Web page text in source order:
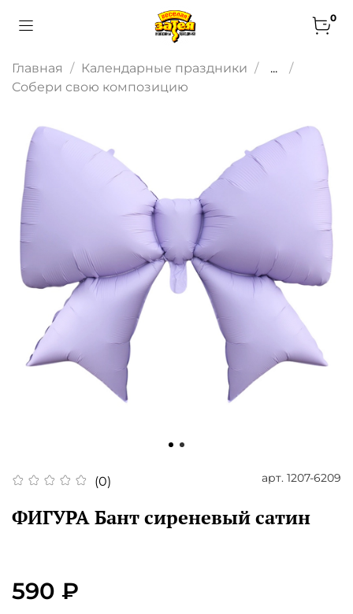
0
Главная Календарные праздники
...
Собери свою композицию
(0) арт. 1207-6209
ФИГУРА Бант сиреневый сатин
590 ₽